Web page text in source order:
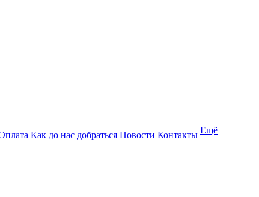
Как до нас добраться Новости Контакты Ещё